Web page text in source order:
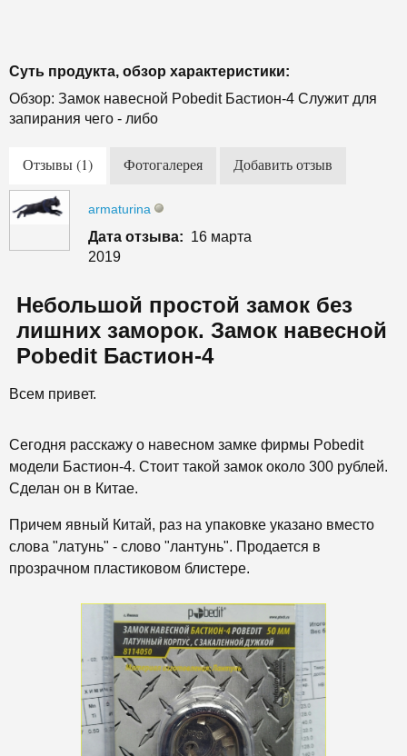
Суть продукта, обзор характеристики:
Обзор: Замок навесной Pobedit Бастион-4 Служит для
запирания чего - либо
Отзывы (1) Фотогалерея Добавить отзыв
armaturina
Дата отзыва: 16 марта
2019
Небольшой простой замок без
лишних заморок. Замок навесной
Pobedit Бастион-4
Всем привет.
Сегодня расскажу о навесном замке фирмы Pobedit
модели Бастион-4. Стоит такой замок около 300 рублей.
Сделан он в Китае.
Причем явный Китай, раз на упаковке указано вместо
слова "латунь" - слово "лантунь". Продается в
прозрачном пластиковом блистере.